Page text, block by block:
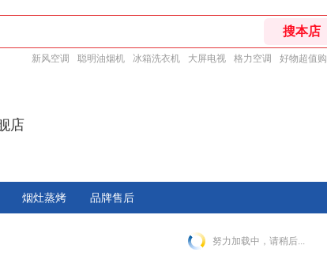
新风空调 聪明油烟机 冰箱洗衣机 大屏电视 格力空调 好物超值购
店
烟灶蒸烤 品牌售后
努力加载中，请稍后...